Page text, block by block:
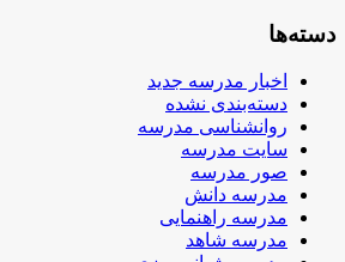
دسته‌ها
اخبار مدرسه جدید
دسته‌بندی نشده
روانشناسی مدرسه
سایت مدرسه
صور مدرسه
مدرسه دانش
مدرسه راهنمایی
مدرسه شاهد